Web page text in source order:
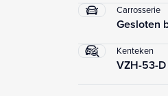
Carrosserie
Gesloten
Kenteken
VZH-53-D